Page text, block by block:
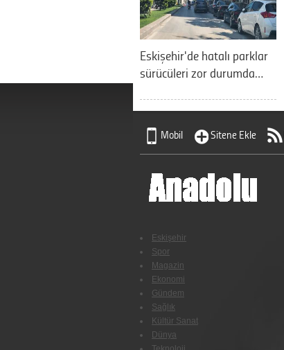
Eskişehir'de hatalı parklar
sürücüleri zor durumda…
Mobil Sitene Ekle
Eskişehir
Spor
Magazin
Ekonomi
Gündem
Sağlık
Kültür Sanat
Dünya